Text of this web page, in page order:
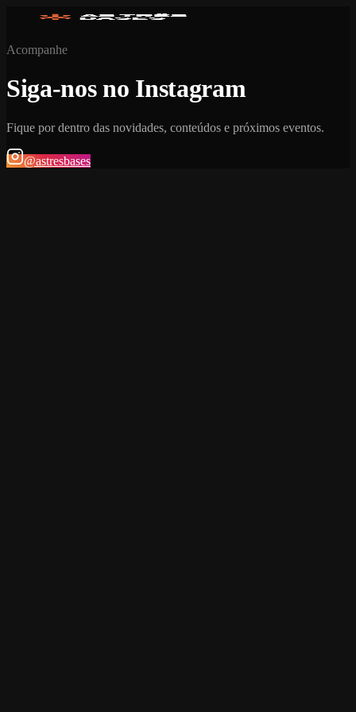
Acompanhe
Siga-nos no Instagram
Fique por dentro das novidades, conteúdos e próximos eventos.
@astresbases